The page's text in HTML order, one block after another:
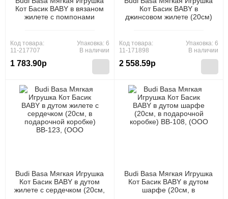
Кот Басик BABY в вязаном
жилете с помпонами
Код товара:
11-217707
1 783.90р
Упаковка: 6
В наличии
Кот Басик BABY в
джинсовом жилете (20см)
Код товара:
11-171898
2 558.59р
Упаковка: 6
В наличии
Budi Basa Мягкая Игрушка
Кот Басик BABY в дутом
жилете с сердечком (20см,
Budi Basa Мягкая Игрушка
Кот Басик BABY в дутом
шарфе (20см, в